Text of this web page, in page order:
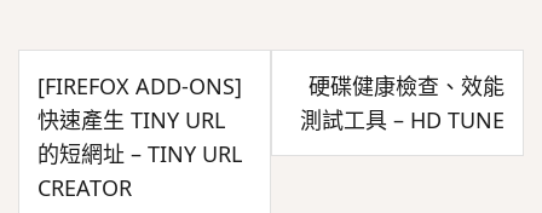
文
章
導
覽
[FIREFOX ADD-ONS]
快速產生 TINY URL
的短網址 – TINY URL
CREATOR
硬碟健康檢查、效能
測試工具 – HD TUNE